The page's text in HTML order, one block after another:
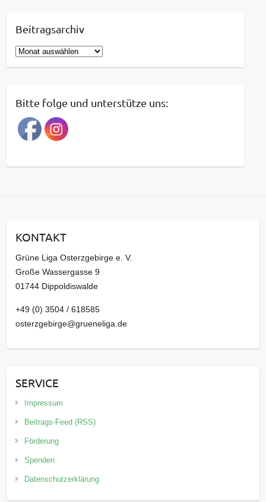
Beitragsarchiv
B
e
r
a
g
a
v
Bitte folge und unterstütze uns:
KONTAKT
Grüne Liga Osterzgebirge e. V.
Große Wassergasse 9
01744 Dippoldiswalde
+49 (0) 3504 / 618585
osterzgebirge@grueneliga.de
SERVICE
Impressum
Beitrags-Feed (RSS)
Förderung
Spenden
Datenschutzerklärung